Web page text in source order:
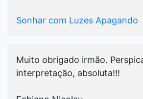
Sonhar com Luzes Apagando
Muito obrigado irmão.
interpretação, absoluta!!!